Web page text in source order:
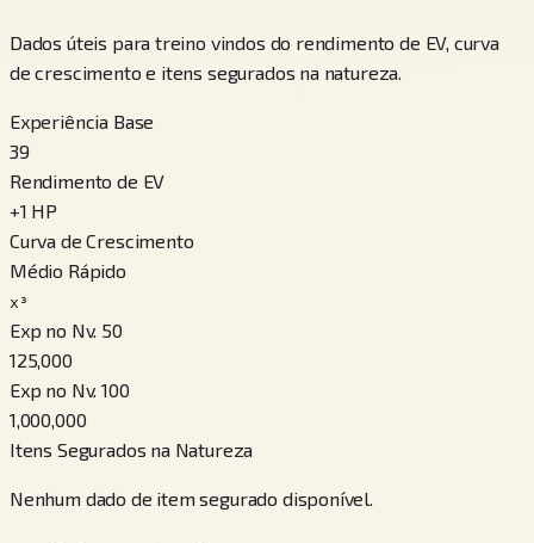
Dados úteis para treino vindos do rendimento de EV, curva
de crescimento e itens segurados na natureza.
Experiência Base
39
Rendimento de EV
+1 HP
Curva de Crescimento
Médio Rápido
x³
Exp no Nv. 50
125,000
Exp no Nv. 100
1,000,000
Itens Segurados na Natureza
Nenhum dado de item segurado disponível.